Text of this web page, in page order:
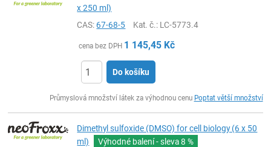
x 250 ml)
CAS:67-68-5 Kat. č.: LC-5773.4
cena bez DPH 1 145,45 Kč
Do košíku
Průmyslová množství látek za výhodnou cenu Poptat větší množství
Dimethyl sulfoxide (DMSO) for cell biology (6 x 50
ml)
Výhodné balení - sleva8 %